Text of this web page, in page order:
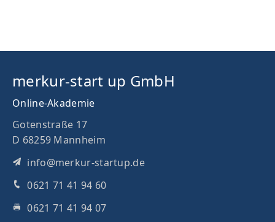
merkur-start up GmbH
Online-Akademie
Gotenstraße 17
D 68259 Mannheim
info@merkur-startup.de
0621 71 41 94 60
0621 71 41 94 07